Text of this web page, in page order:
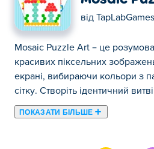
від TapLabGames
Mosaic Puzzle Art – це
красивих піксельних
екрані, вибираючи кольори з
сітку. Створіть ідентичний
ПОКАЗАТИ БІЛЬШЕ